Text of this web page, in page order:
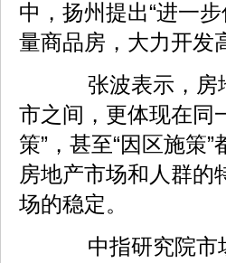
中，扬州提出“进一
量商品房，大力开发
张波表示，房地
市之间，更体现在同
策”，甚至“因区施策
房地产市场和人群的
场的稳定。
中指研究院市场